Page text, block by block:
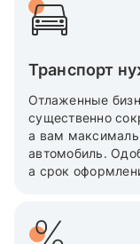
Транспорт
Отлаженные
существенно
а вам
автомобиль.
а срок